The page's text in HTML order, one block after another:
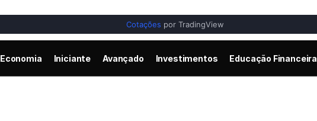
Cotações por TradingView
Economia Iniciante Avançado Investimentos Educação Financeira